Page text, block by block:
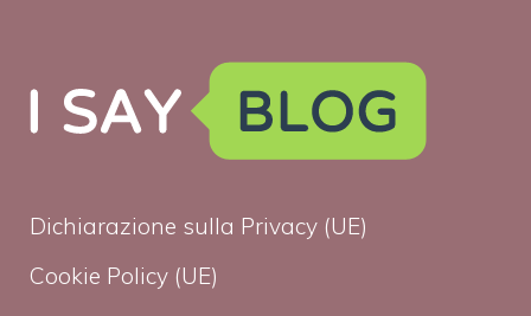
Dichiarazione sulla Privacy (UE)
Cookie Policy (UE)